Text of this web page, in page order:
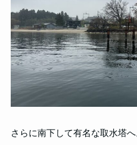
さらに南下して有名な取水塔へ